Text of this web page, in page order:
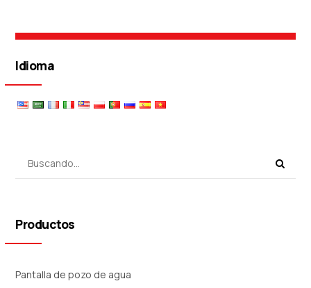
Idioma
Productos
Pantalla de pozo de agua